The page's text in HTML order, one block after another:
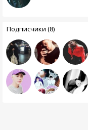
Подписчики (8)